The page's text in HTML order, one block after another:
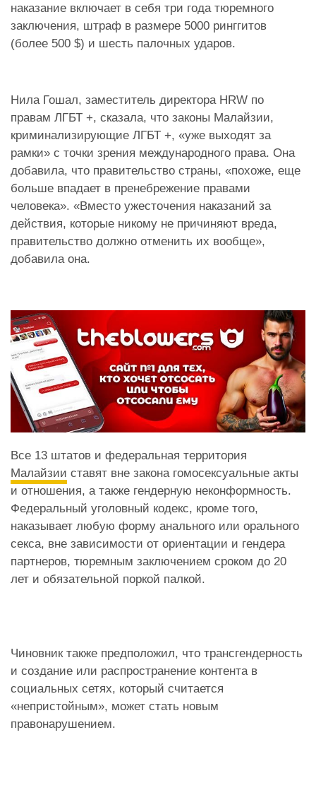
наказание включает в себя три года тюремного
заключения, штраф в размере 5000 ринггитов
(более 500 $) и шесть палочных ударов.
Нила Гошал, заместитель директора HRW по
правам ЛГБТ +, сказала, что законы Малайзии,
криминализирующие ЛГБТ +, «уже выходят за
рамки» с точки зрения международного права. Она
добавила, что правительство страны, «похоже, еще
больше впадает в пренебрежение правами
человека». «Вместо ужесточения наказаний за
действия, которые никому не причиняют вреда,
правительство должно отменить их вообще»,
добавила она.
Все 13 штатов и федеральная территория
Малайзии ставят вне закона гомосексуальные акты
и отношения, а также гендерную неконформность.
Федеральный уголовный кодекс, кроме того,
наказывает любую форму анального или орального
секса, вне зависимости от ориентации и гендера
партнеров, тюремным заключением сроком до 20
лет и обязательной поркой палкой.
Чиновник также предположил, что трансгендерность
и создание или распространение контента в
социальных сетях, который считается
«непристойным», может стать новым
правонарушением.